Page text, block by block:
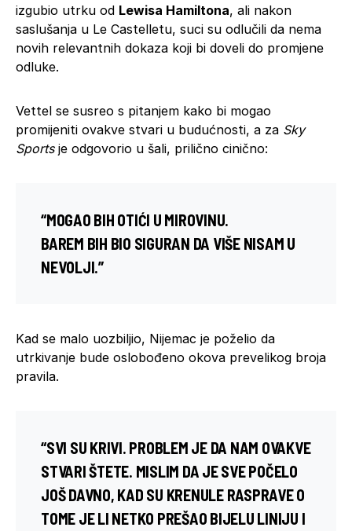
izgubio utrku od Lewisa Hamiltona, ali nakon
saslušanja u Le Castelletu, suci su odlučili da nema
novih relevantnih dokaza koji bi doveli do promjene
odluke.
Vettel se susreo s pitanjem kako bi mogao
promijeniti ovakve stvari u budućnosti, a za Sky
Sportsje odgovorio u šali, prilično cinično:
“MOGAO BIH OTIĆI U MIROVINU.
BAREM BIH BIO SIGURAN DA VIŠE NISAM U
NEVOLJI.”
Kad se malo uozbiljio, Nijemac je poželio da
utrkivanje bude oslobođeno okova prevelikog broja
pravila.
“SVI SU KRIVI. PROBLEM JE DA NAM OVAKVE
STVARI ŠTETE. MISLIM DA JE SVE POČELO
JOŠ DAVNO, KAD SU KRENULE RASPRAVE O
TOME JE LI NETKO PREŠAO BIJELU LINIJU I